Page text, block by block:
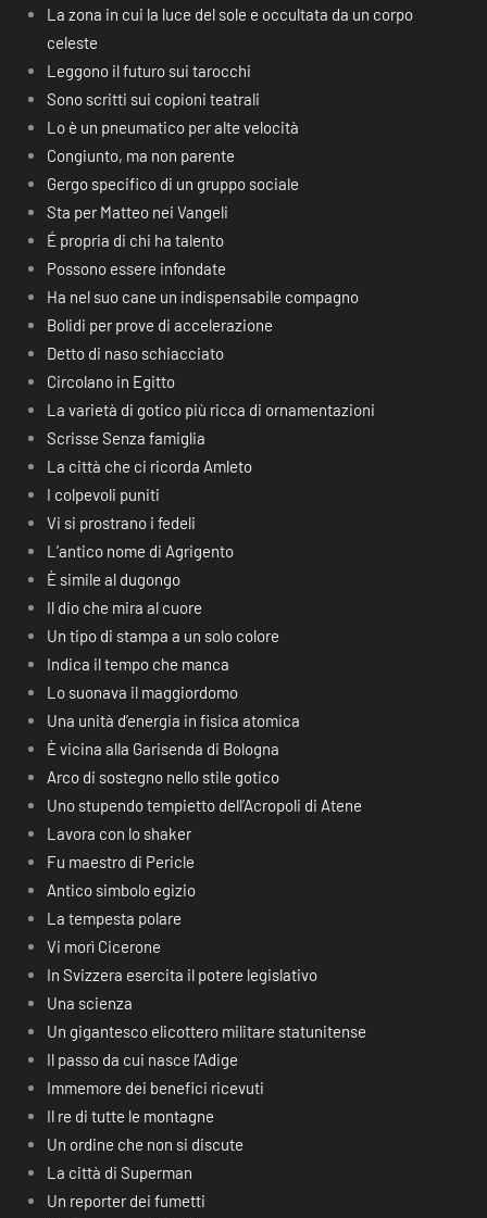
La zona in cui la luce del sole e occultata da un corpo
celeste
Leggono il futuro sui tarocchi
Sono scritti sui copioni teatrali
Lo è un pneumatico per alte velocità
Congiunto, ma non parente
Gergo specifico di un gruppo sociale
Sta per Matteo nei Vangeli
É propria di chi ha talento
Possono essere infondate
Ha nel suo cane un indispensabile compagno
Bolidi per prove di accelerazione
Detto di naso schiacciato
Circolano in Egitto
La varietà di gotico più ricca di ornamentazioni
Scrisse Senza famiglia
La città che ci ricorda Amleto
I colpevoli puniti
Vi si prostrano i fedeli
L’antico nome di Agrigento
È simile al dugongo
Il dio che mira al cuore
Un tipo di stampa a un solo colore
Indica il tempo che manca
Lo suonava il maggiordomo
Una unità d’energia in fisica atomica
È vicina alla Garisenda di Bologna
Arco di sostegno nello stile gotico
Uno stupendo tempietto dell’Acropoli di Atene
Lavora con lo shaker
Fu maestro di Pericle
Antico simbolo egizio
La tempesta polare
Vi morì Cicerone
In Svizzera esercita il potere legislativo
Una scienza
Un gigantesco elicottero militare statunitense
Il passo da cui nasce l’Adige
Immemore dei benefici ricevuti
Il re di tutte le montagne
Un ordine che non si discute
La città di Superman
Un reporter dei fumetti